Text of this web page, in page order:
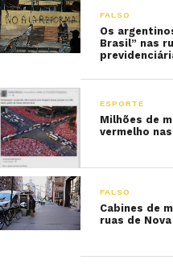
FALSO
Os
Brasil” nas
ESPORTE
Milhões de
vermelho
FALSO
Cabines de
ruas de